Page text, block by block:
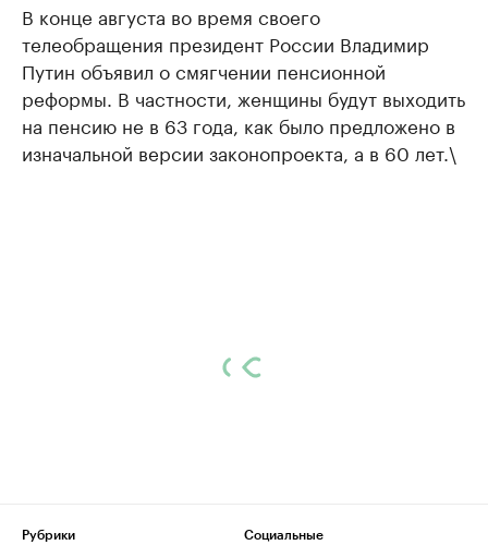
В конце августа во время своего
телеобращения президент России Владимир
Путин объявил о смягчении пенсионной
реформы. В частности, женщины будут выходить
на пенсию не в 63 года, как было предложено в
изначальной версии законопроекта, а в 60 лет.\
Рубрики
Социальные